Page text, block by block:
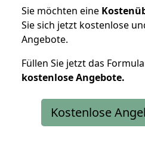
Sie möchten eine
Sie sich jetzt kostenlose
Angebote.
Füllen Sie jetzt das
kostenloseAngebote.
Kostenlose